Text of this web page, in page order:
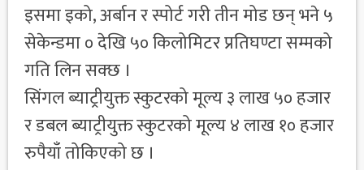
इसमा इको, अर्बान र स्पोर्ट गरी तीन मोड छन् भने ५
सेकेन्डमा ० देखि ५० किलोमिटर प्रतिघण्टा सम्मको
गति लिन सक्छ ।
सिंगल ब्याट्रीयुक्त स्कुटरको मूल्य ३ लाख ५० हजार
र डबल ब्याट्रीयुक्त स्कुटरको मूल्य ४ लाख १० हजार
रुपैयाँ तोकिएको छ ।